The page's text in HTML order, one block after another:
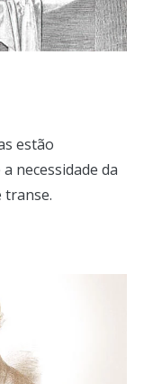
estão
necessidade da
transe.